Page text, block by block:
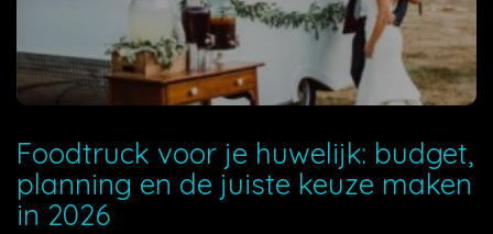
Foodtruck voor je huwelijk: budget,
planning en de juiste keuze maken
in 2026